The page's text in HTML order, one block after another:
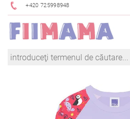
+420 725998948